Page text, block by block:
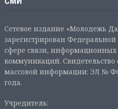
Сетевое издание «Молодежь
зарегистрирован
сфере связи, информационных
коммуникаций. Свидетельство
массовой информации: ЭЛ №
года.
Учредитель: